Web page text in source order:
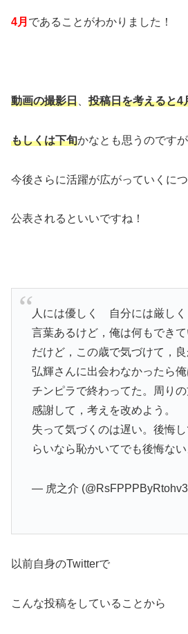
4月 であることがわかりました！
動画の撮影日 投稿日を考えると4
もしくは下旬かなとも思うのですが
今後さらに活躍が広がっていくに
公表されるといいですね！
人には優しく 自分には厳しく
言葉あるけど，俺は何もでき
だけど，この歳で気づけて，
弘輝さんに出会わなかったら俺
チンピラで終わってた。周り
感謝して，考えを改めよう。
失って気づくのは遅い。後悔
らいなら恥かいてでも後悔な
— 虎之介
以前自身のTwitterで
こんな投稿をしていることから